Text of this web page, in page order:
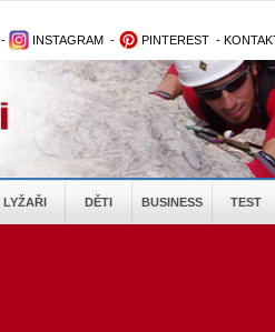
- INSTAGRAM - PINTEREST -
LYŽAŘI DĚTI BUSINESS TEST